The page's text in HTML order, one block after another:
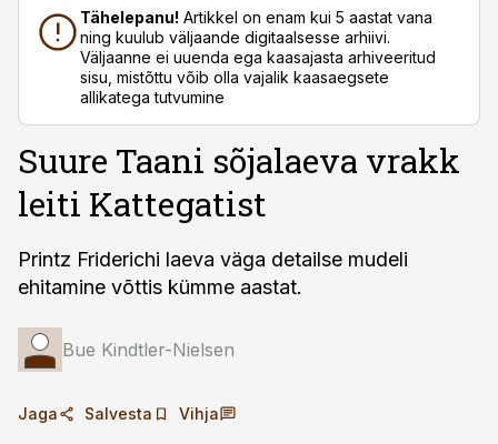
Tähelepanu! Artikkel on enam kui 5 aastat vana
ning kuulub väljaande digitaalsesse arhiivi.
Väljaanne ei uuenda ega kaasajasta arhiveeritud
sisu, mistõttu võib olla vajalik kaasaegsete
allikatega tutvumine
Suure Taani sõjalaeva vrakk
leiti Kattegatist
Printz Friderichi laeva väga detailse mudeli
ehitamine võttis kümme aastat.
Bue Kindtler-Nielsen
Jaga Salvesta Vihja